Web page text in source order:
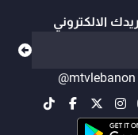
الالكتروني
@mtvlebanon